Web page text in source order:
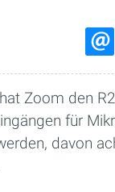
Zoom den
für
davon